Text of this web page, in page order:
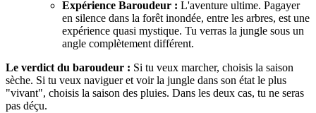
Expérience Baroudeur : L'aventure ultime. Pagayer
en silence dans la forêt inondée, entre les arbres, est une
expérience quasi mystique. Tu verras la jungle sous un
angle complètement différent.
Le verdict du baroudeur : Si tu veux marcher, choisis la saison
sèche. Si tu veux naviguer et voir la jungle dans son état le plus
"vivant", choisis la saison des pluies. Dans les deux cas, tu ne seras
pas déçu.